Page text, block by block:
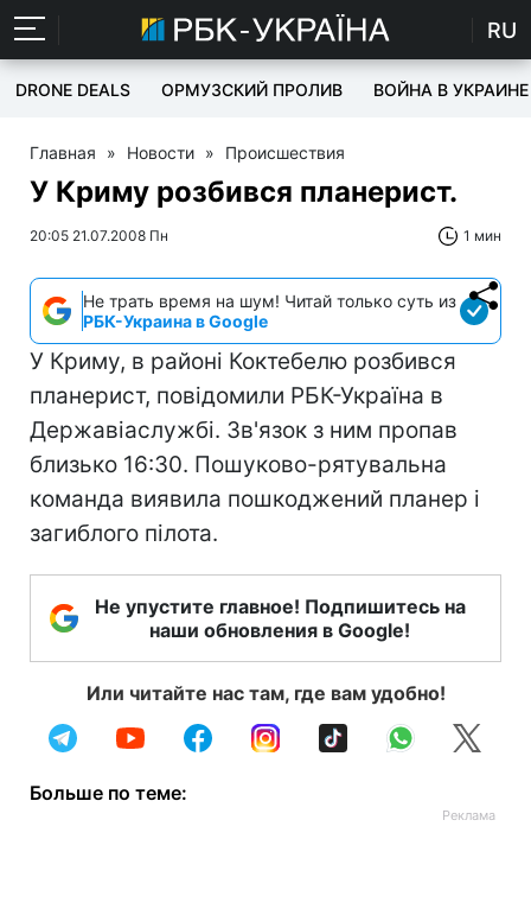
RU
DRONE DEALS ОРМУЗСКИЙ ПРОЛИВ ВОЙНА В УКРАИНЕ
Главная » Новости » Происшествия
У Криму розбився планерист.
20:05 21.07.2008 Пн 1 мин
Не трать время на шум! Читай только суть из
РБК-Украина в Google
У Криму, в районі Коктебелю розбився
планерист, повідомили РБК-Україна в
Державіаслужбі. Зв'язок з ним пропав
близько 16:30. Пошуково-рятувальна
команда виявила пошкоджений планер і
загиблого пілота.
Не упустите главное! Подпишитесь на
наши обновления в Google!
Или читайте нас там, где вам удобно!
Больше по теме: